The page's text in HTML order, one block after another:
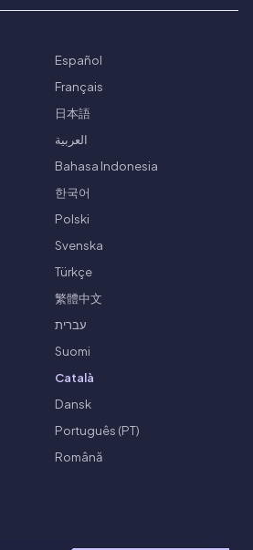
Español
Français
日本語
العربية
Bahasa Indonesia
한국어
Polski
Svenska
Türkçe
繁體中文
עברית
Suomi
Català
Dansk
Português (PT)
Română